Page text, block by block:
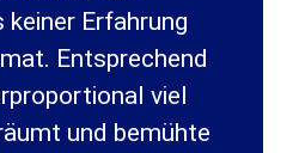
keiner Erfahrung
Entsprechend
viel
und bemühte